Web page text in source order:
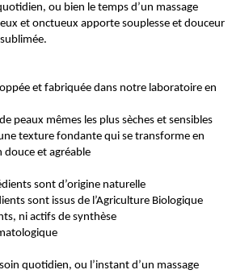
ou bien le temps d’un massage
et onctueux apporte souplesse et douceur
et fabriquée dans notre laboratoire en
peaux mêmes les plus sèches et sensibles
texture fondante qui se transforme en
douce et agréable
sont d’origine naturelle
sont issus de l’Agriculture Biologique
ni actifs de synthèse
quotidien, ou l’instant d’un massage